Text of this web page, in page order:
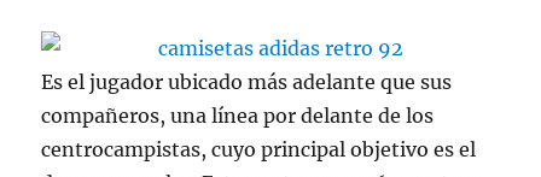
Es el jugador ubicado más adelante que sus
compañeros, una línea por delante de los
centrocampistas, cuyo principal objetivo es el